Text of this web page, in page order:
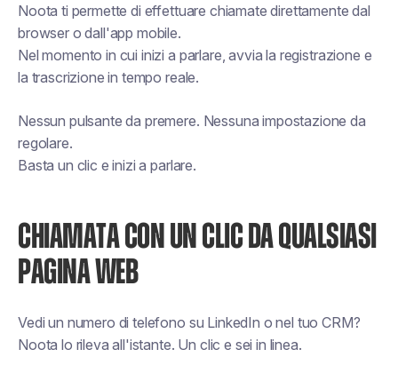
Noota ti permette di effettuare chiamate direttamente dal
browser o dall'app mobile.
Nel momento in cui inizi a parlare, avvia la registrazione e
la trascrizione in tempo reale.
Nessun pulsante da premere. Nessuna impostazione da
regolare.
Basta un clic e inizi a parlare.
CHIAMATA CON UN CLIC DA QUALSIASI
PAGINA WEB
Vedi un numero di telefono su LinkedIn o nel tuo CRM?
Noota lo rileva all'istante. Un clic e sei in linea.